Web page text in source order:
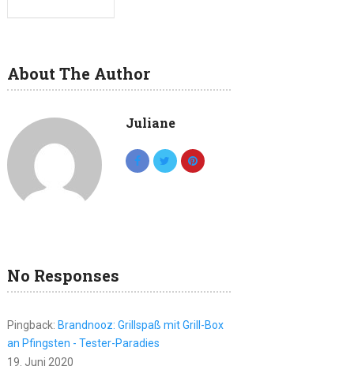
About The Author
Juliane
No Responses
Pingback: Brandnooz: Grillspaß mit Grill-Box
an Pfingsten - Tester-Paradies
19. Juni 2020